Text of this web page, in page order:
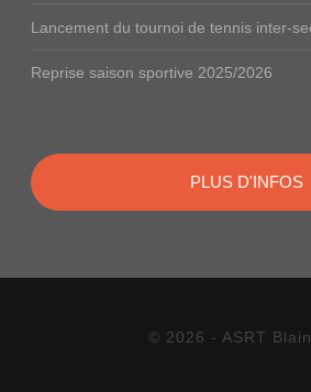
Lancement du tournoi de tennis inter-
Reprise saison sportive 2025/2026
PLUS D'INFOS
© 2026 - ASRT